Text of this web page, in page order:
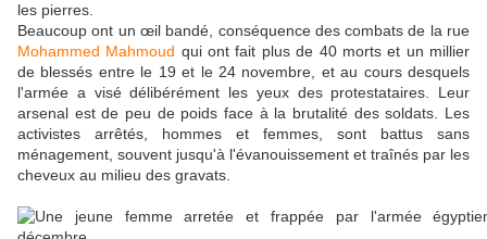
les pierres.
Beaucoup ont un œil bandé, conséquence des combats de la rue
Mohammed Mahmoud qui ont fait plus de 40 morts et un millier
de blessés entre le 19 et le 24 novembre, et au cours desquels
l'armée a visé délibérément les yeux des protestataires. Leur
arsenal est de peu de poids face à la brutalité des soldats. Les
activistes arrêtés, hommes et femmes, sont battus sans
ménagement, souvent jusqu'à l'évanouissement et traînés par les
cheveux au milieu des gravats.